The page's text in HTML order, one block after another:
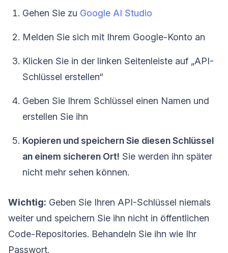
Gehen Sie zu Google AI Studio
Melden Sie sich mit Ihrem Google-Konto an
Klicken Sie in der linken Seitenleiste auf „API-
Schlüssel erstellen“
Geben Sie Ihrem Schlüssel einen Namen und
erstellen Sie ihn
Kopieren und speichern Sie diesen Schlüssel
an einem sicheren Ort! Sie werden ihn später
nicht mehr sehen können.
Wichtig: Geben Sie Ihren API-Schlüssel niemals
weiter und speichern Sie ihn nicht in öffentlichen
Code-Repositories. Behandeln Sie ihn wie Ihr
Passwort.